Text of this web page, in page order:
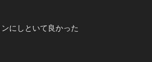
にしといて良かった